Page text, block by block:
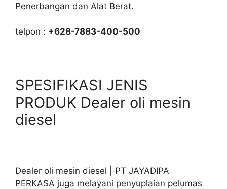
Penerbangan dan Alat Berat.
telpon : +628-7883-400-500
SPESIFIKASI JENIS
PRODUK Dealer oli mesin
diesel
Dealer oli mesin diesel | PT JAYADIPA
PERKASA juga melayani penyuplaian pelumas